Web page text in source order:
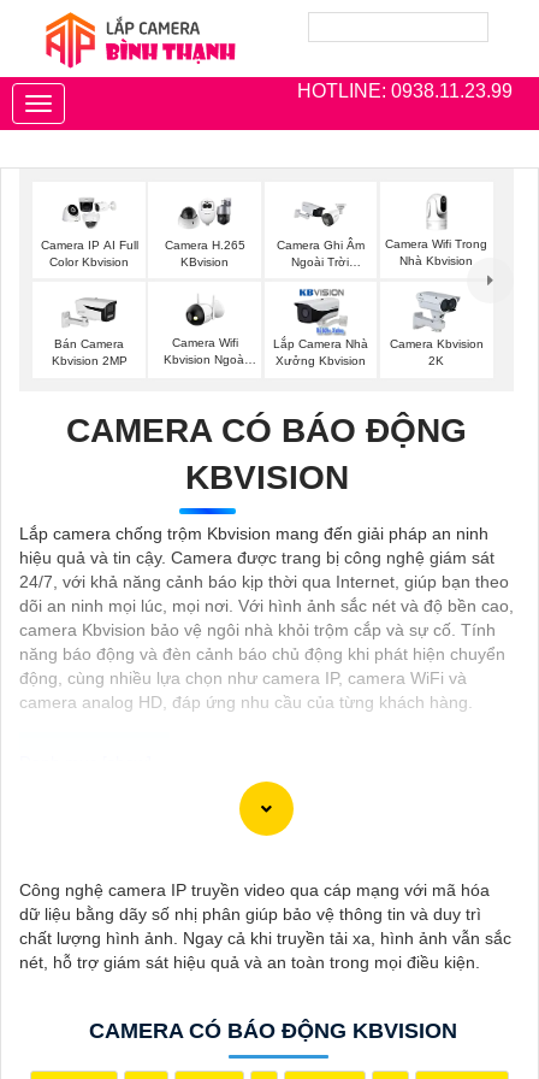
HOTLINE: 0938.11.23.99
Toggle
navigation
Camera IP AI Full
Color Kbvision
Camera H.265
KBvision
Camera Ghi Âm
Ngoài Trời
Camera Wifi Trong
Nhà Kbvision
Bán Camera
Kbvision 2MP
Camera Wifi
Kbvision Ngoài
Lắp Camera Nhà
Xưởng Kbvision
Camera Kbvision
2K
CAMERA CÓ BÁO ĐỘNG
KBVISION
Lắp camera chống trộm Kbvision mang đến giải pháp an ninh
hiệu quả và tin cậy. Camera được trang bị công nghệ giám sát
24/7, với khả năng cảnh báo kịp thời qua Internet, giúp bạn theo
dõi an ninh mọi lúc, mọi nơi. Với hình ảnh sắc nét và độ bền cao,
camera Kbvision bảo vệ ngôi nhà khỏi trộm cắp và sự cố. Tính
năng báo động và đèn cảnh báo chủ động khi phát hiện chuyển
động, cùng nhiều lựa chọn như camera IP, camera WiFi và
camera analog HD, đáp ứng nhu cầu của từng khách hàng.
Dịch vụ cài đặt Camera Báo Động Chống Trộm là một giải pháp
báo ngay khi phát hiện sự xâm nhập hoặc hành vi đáng ngờ
trong không gian được giám sát.
Nếu bạn quan tâm đến việc lắp đặt Camera Báo Động Chống
Trộm, bạn có thể liên hệ với các công ty cung cấp dịch vụ lắp đặt
cũng có thể tìm hiểu về các sản phẩm camera báo động trên thị
trường và tự lắp đặt nếu bạn muốn.
Nếu bạn cần thêm thông tin hoặc muốn để lại thông tin liên lạc,
Công nghệ camera IP truyền video qua cáp mạng với mã hóa
dữ liệu bằng dãy số nhị phân giúp bảo vệ thông tin và duy trì
chất lượng hình ảnh. Ngay cả khi truyền tải xa, hình ảnh vẫn sắc
nét, hỗ trợ giám sát hiệu quả và an toàn trong mọi điều kiện.
CAMERA CÓ BÁO ĐỘNG KBVISION